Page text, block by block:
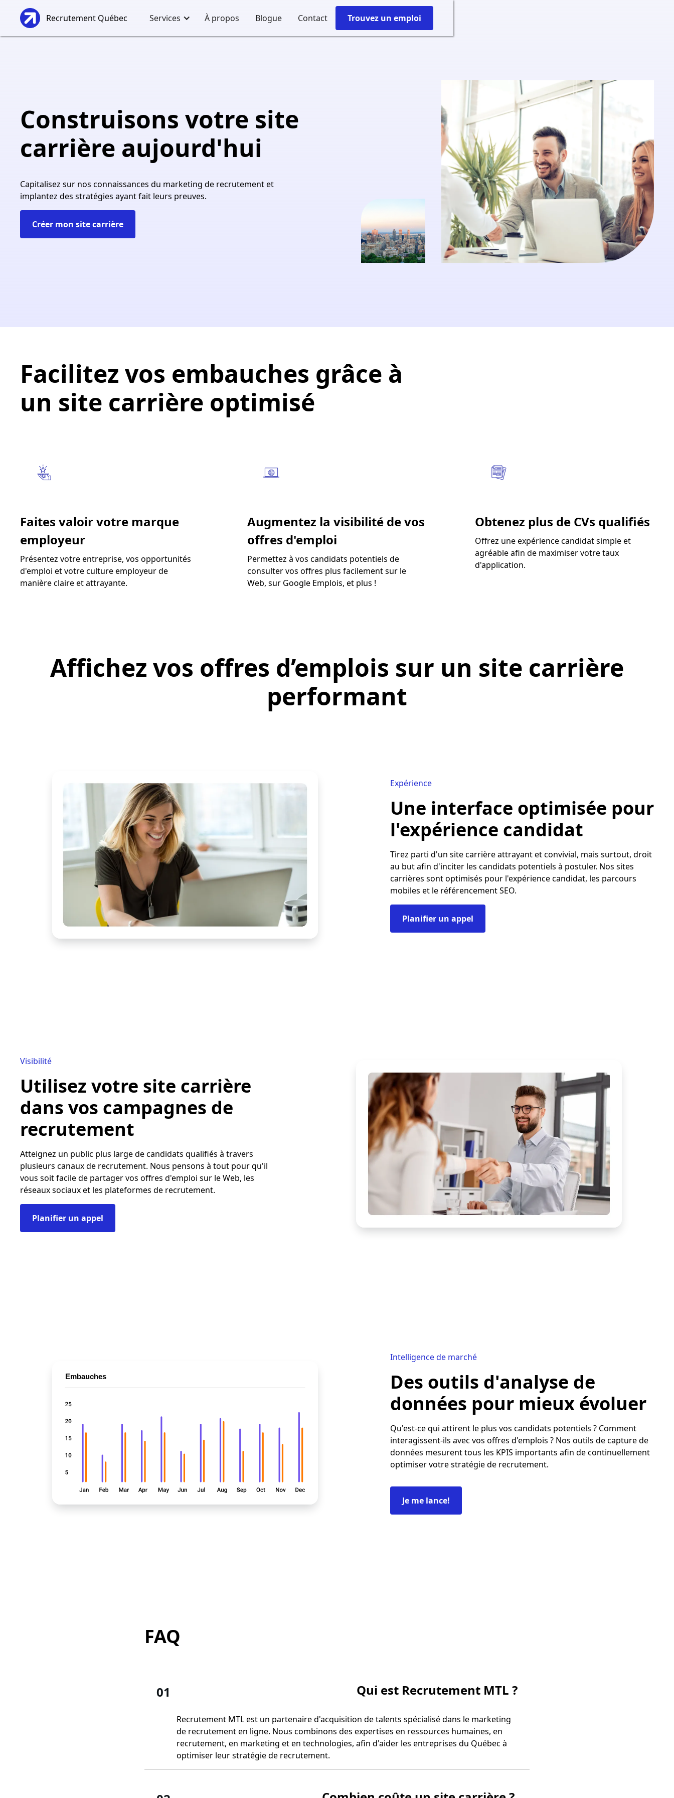
Recrutement Québec Services À propos Blogue Contact Trouvez un emploi
Construisons votre site
carrière aujourd'hui
Capitalisez sur nos connaissances du marketing de recrutement et
implantez des stratégies ayant fait leurs preuves.
Créer mon site carrière
Facilitez vos embauches grâce à
un site carrière optimisé
Faites valoir votre marque
employeur
Présentez votre entreprise, vos opportunités
d'emploi et votre culture employeur de
manière claire et attrayante.
Augmentez la visibilité de vos
offres d'emploi
Permettez à vos candidats potentiels de
consulter vos offres plus facilement sur le
Web, sur Google Emplois, et plus !
Obtenez plus de CVs qualifiés
Offrez une expérience candidat simple et
agréable afin de maximiser votre taux
d'application.
Affichez vos offres d’emplois sur un site carrière
performant
Expérience
Une interface optimisée pour
l'expérience candidat
Tirez parti d'un site carrière attrayant et convivial, mais surtout, droit
au but afin d'inciter les candidats potentiels à postuler. Nos sites
carrières sont optimisés pour l'expérience candidat, les parcours
mobiles et le référencement SEO.
Planifier un appel
Visibilité
Utilisez votre site carrière
dans vos campagnes de
recrutement
Atteignez un public plus large de candidats qualifiés à travers
plusieurs canaux de recrutement. Nous pensons à tout pour qu'il
vous soit facile de partager vos offres d'emploi sur le Web, les
réseaux sociaux et les plateformes de recrutement.
Planifier un appel
Intelligence de marché
Des outils d'analyse de
données pour mieux évoluer
Qu'est-ce qui attirent le plus vos candidats potentiels ? Comment
interagissent-ils avec vos offres d'emplois ? Nos outils de capture de
données mesurent tous les KPIS importants afin de continuellement
optimiser votre stratégie de recrutement.
Je me lance!
FAQ
01 Qui est Recrutement MTL ?
Recrutement MTL est un partenaire d'acquisition de talents spécialisé dans le marketing
de recrutement en ligne. Nous combinons des expertises en ressources humaines, en
recrutement, en marketing et en technologies, afin d'aider les entreprises du Québec à
optimiser leur stratégie de recrutement.